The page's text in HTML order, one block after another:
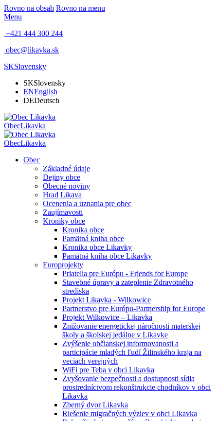
Rovno na obsah Rovno na menu
Menu
+421 444 300 244
obec@likavka.sk
SKSlovensky
SKSlovensky
ENEnglish
DEDeutsch
ObecLikavka
ObecLikavka
Obec
Základné údaje
Dejiny obce
Obecné noviny
Hrad Likava
Ocenenia a uznania pre obec
Zaujímavosti
Kroniky obce
Kronika obce
Pamätná kniha obce
Kronika obce Likavky
Pamätná kniha obce Likavky
Europrojekty
Priatelia pre Európu - Friends for Europe
Stavebné úpravy a zateplenie Zdravotného
strediska
Projekt Likavka - Wilkowice
Partnerstvo pre Európu-Partnership for Europe
Projekt Wilkowice – Likavka
Znižovanie energetickej náročnosti materskej
školy a školskej jedálne v Likavke
Zvýšenie občianskej informovanosti a
participácie mladých ľudí Žilinského kraja na
veciach verejných
WiFi pre Teba v obci Likavka
Zvyšovanie bezpečnosti a dostupnosti sídla
prostredníctvom rekonštrukcie chodníkov v obci
Likavka
Zberný dvor Likavka
Riešenie migračných výziev v obci Likavka